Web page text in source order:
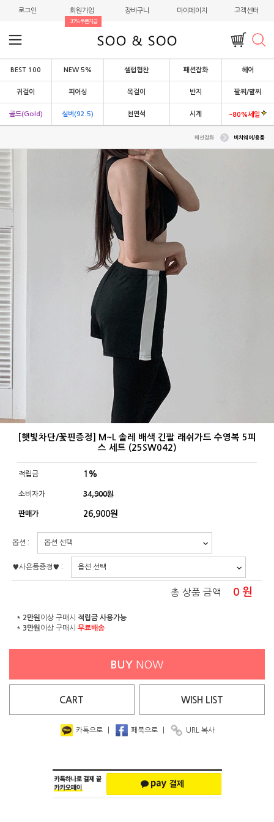
로그인 회원가입
20%쿠폰지급
장바구니 마이페이지 고객센터
BEST 100 NEW 5% 셀럽협찬 패션잡화 헤어
귀걸이 피어싱 목걸이 반지 팔찌/발찌
골드(Gold) 실버(92.5) 천연석 시계 ~80%세일
패션잡화 비치웨어/용품
[햇빛차단/꽃핀증정] M~L 솔레 배색 긴팔 래쉬가드 수영복 5피
스 세트 (25SW042)
적립금 1%
소비자가 34,900원
판매가 26,900원
옵션 :
♥사은품증정♥ :
총 상품 금액 0 원
* 2만원 이상 구매시 적립금 사용가능
* 3만원 이상 구매시 무료배송
BUY NOW
CART WISH LIST
카톡으로 페북으로 URL 복사